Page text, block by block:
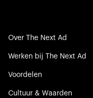
Over The Next Ad
Werken bij The Next Ad
Voordelen
Cultuur & Waarden